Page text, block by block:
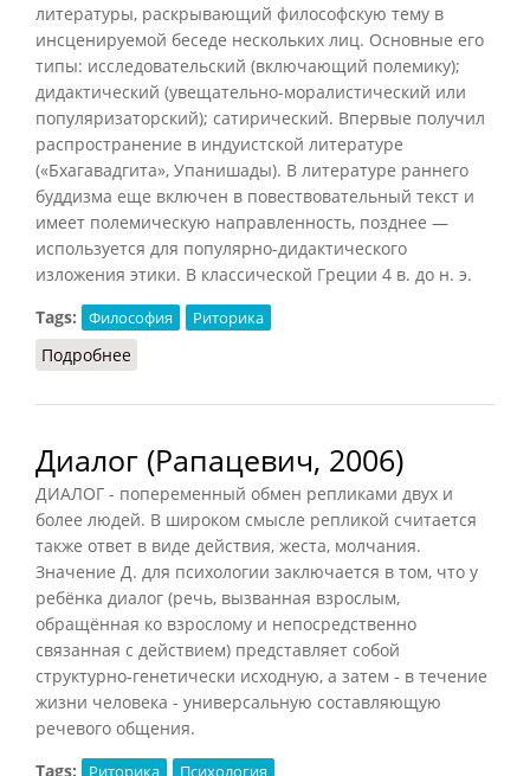
литературы, раскрывающий философскую тему в
инсценируемой беседе нескольких лиц. Основные его
типы: исследовательский (включающий полемику);
дидактический (увещательно-моралистический или
популяризаторский); сатирический. Впервые получил
распространение в индуистской литературе
(«Бхагавадгита», Упанишады). В литературе раннего
буддизма еще включен в повествовательный текст и
имеет полемическую направленность, позднее —
используется для популярно-дидактического
изложения этики. В классической Греции 4 в. до н. э.
Tags:
Философия Риторика
Подробнее
Диалог (Рапацевич, 2006)
ДИАЛОГ - попеременный обмен репликами двух и
более людей. В широком смысле репликой считается
также ответ в виде действия, жеста, молчания.
Значение Д. для психологии заключается в том, что у
ребёнка диалог (речь, вызванная взрослым,
обращённая ко взрослому и непосредственно
связанная с действием) представляет собой
структурно-генетически исходную, а затем - в течение
жизни человека - универсальную составляющую
речевого общения.
Tags:
Риторика Психология